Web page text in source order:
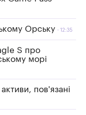
Орську 12:35
S про
морі
пов'язані